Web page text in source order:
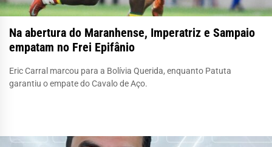
Na abertura do Maranhense, Imperatriz e Sampaio
empatam no Frei Epifânio
Eric Carral marcou para a Bolívia Querida, enquanto Patuta
garantiu o empate do Cavalo de Aço.